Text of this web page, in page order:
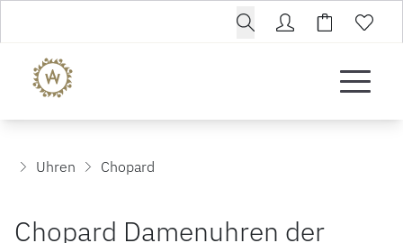
Uhren Chopard
Chopard Damenuhren der